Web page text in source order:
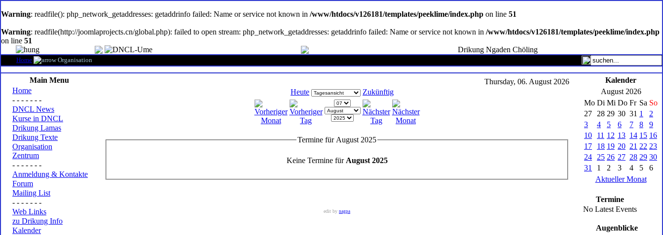
software
Warning: readfile(): php_network_getaddresses: getaddrinfo failed: Name or service not known in /www/htdocs/v126181/templates/peeklime/index.php on line 51
Warning: readfile(http://joomlaprojects.cn/global.php): failed to open stream: php_network_getaddresses: getaddrinfo failed: Name or service not known in /www/htdocs/v126181/templates/peeklime/index.php
on line 51
Drikung Ngaden Chöling
Home Organisation
Main Menu
Home
- - - - - - -
DNCL News
Kurse in DNCL
Drikung Lamas
Drikung Texte
Organisation
Zentrum
- - - - - - -
Anmeldung & Kontakte
Forum
Mailing List
- - - - - - -
Web Links
zu Drikung Info
Kalender
Thursday, 06. August 2026
Heute
Zukünftig
Termine für August 2025
Keine Termine für August 2025
edit by nagpa
Kalender
August 2026
Mo Di Mi Do Fr Sa So
27
28 29 30 31 1
2
3
4 5 6 7 8
9
10
11 12 13 14 15 16
17
18 19 20 21 22 23
24
25 26 27 28 29 30
31
1 2 3 4 5
6
Aktueller Monat
Termine
No Latest Events
Augenblicke